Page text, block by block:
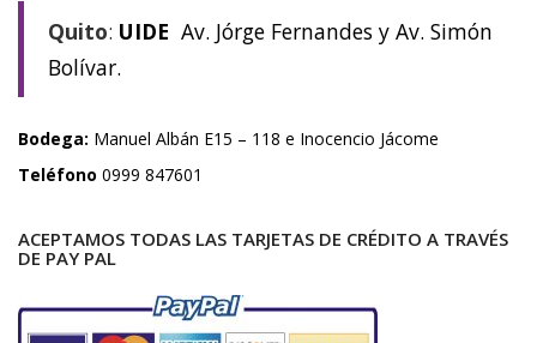
Quito: UIDE Av. Jórge Fernandes y Av. Simón
Bolívar.
Bodega: Manuel Albán E15 – 118 e Inocencio Jácome
Teléfono 0999 847601
ACEPTAMOS TODAS LAS TARJETAS DE CRÉDITO A TRAVÉS
DE PAY PAL